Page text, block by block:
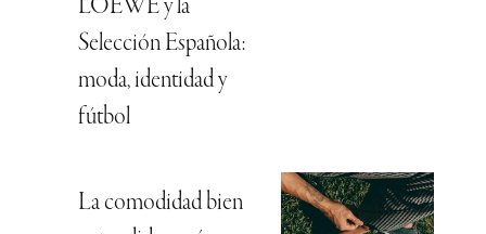
LOEWE y la
Selección Española:
moda, identidad y
fútbol
La comodidad bien